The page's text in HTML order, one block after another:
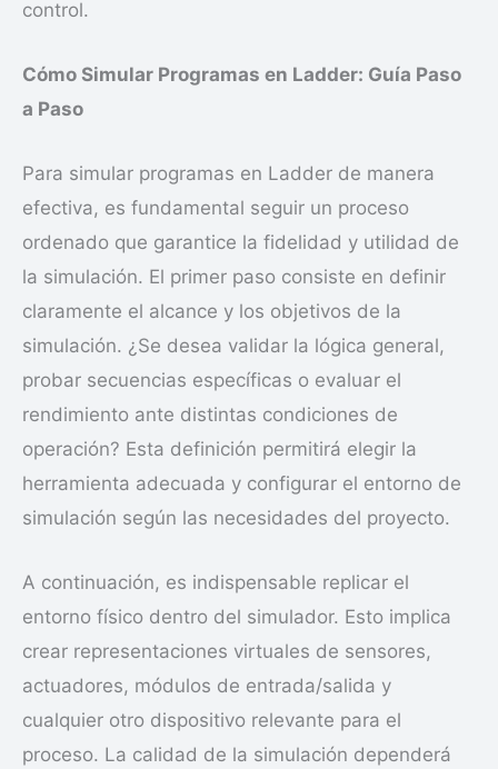
control.
Cómo Simular Programas en Ladder: Guía Paso
a Paso
Para simular programas en Ladder de manera
efectiva, es fundamental seguir un proceso
ordenado que garantice la fidelidad y utilidad de
la simulación. El primer paso consiste en definir
claramente el alcance y los objetivos de la
simulación. ¿Se desea validar la lógica general,
probar secuencias específicas o evaluar el
rendimiento ante distintas condiciones de
operación? Esta definición permitirá elegir la
herramienta adecuada y configurar el entorno de
simulación según las necesidades del proyecto.
A continuación, es indispensable replicar el
entorno físico dentro del simulador. Esto implica
crear representaciones virtuales de sensores,
actuadores, módulos de entrada/salida y
cualquier otro dispositivo relevante para el
proceso. La calidad de la simulación dependerá